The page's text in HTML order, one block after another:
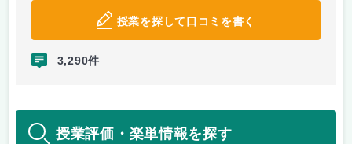
授業を探して口コミを書く
3,290件
授業評価・楽単情報を探す